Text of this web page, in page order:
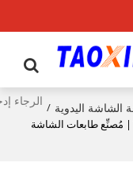
الشاشة اليدوية /
آلة طباعة الشاشة المسطحة اليدوية TX-XQ5070 | مُصنِّع طابعات الشاشة